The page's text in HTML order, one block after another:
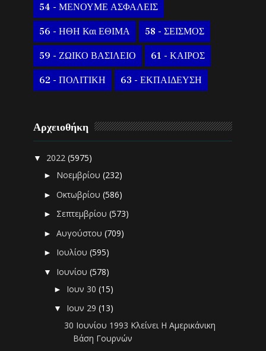
54 - ΜΕΝΟΥΜΕ ΑΣΦΑΛΕΙΣ
56 - ΗΘΗ Και ΕΘΙΜΑ 58 - ΣΕΙΣΜΟΣ
59 - ΖΩΙΚΟ ΒΑΣΙΛΕΙΟ 61 - ΚΑΙΡΟΣ
62 - ΠΟΛΙΤΙΚΗ 63 - ΕΚΠΑΙΔΕΥΣΗ
Αρχειοθήκη
▼ 2022(5975)
► Νοεμβρίου(232)
►Οκτωβρίου(586)
► Σεπτεμβρίου(573)
►Αυγούστου(709)
► Ιουλίου(595)
▼ Ιουνίου(578)
► Ιουν 30(15)
▼ Ιουν 29(13)
30 Ιουνίου 1993 Κλείνει Η Αμερικάνικη
Βάση Γουρνών